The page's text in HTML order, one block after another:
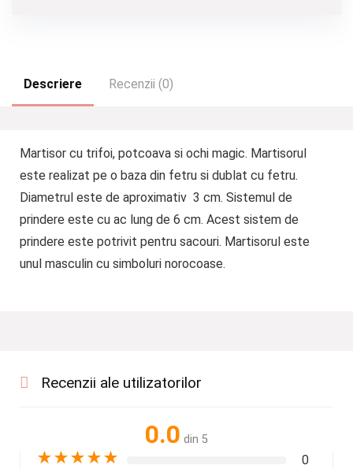
Descriere Recenzii (0)
Martisor cu trifoi, potcoava si ochi magic. Martisorul
este realizat pe o baza din fetru si dublat cu fetru.
Diametrul este de aproximativ 3 cm. Sistemul de
prindere este cu ac lung de 6 cm. Acest sistem de
prindere este potrivit pentru sacouri. Martisorul este
unul masculin cu simboluri norocoase.
Recenzii ale utilizatorilor
0.0 din 5
★★★★★ 0